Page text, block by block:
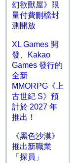
幻欲獸屋》限
量付費刪檔封
測開放
XL Games 開
發、Kakao
Games 發行的
全新
MMORPG《上
古世紀 S》預
計於 2027 年
推出！
《黑色沙漠》
推出新職業
「探員」